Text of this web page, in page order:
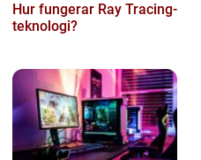
Hur fungerar Ray Tracing-
teknologi?